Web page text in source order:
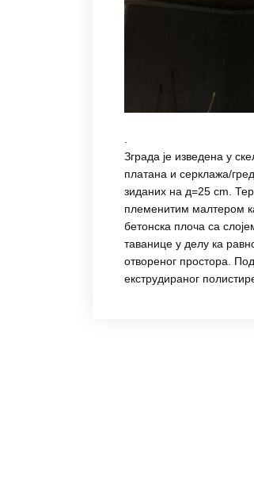
Зграда је изведена у
платана и серклажа/
зиданих на д=25 cm.
племенитим малтером
бетонска плоча са
таванице у делу ка
отвореног простора.
екструдираног